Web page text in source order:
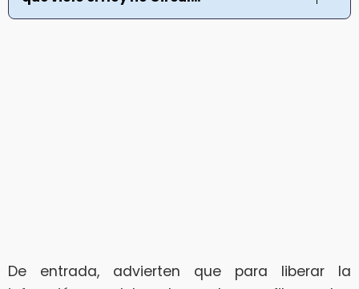
De entrada, advierten que para liberar la